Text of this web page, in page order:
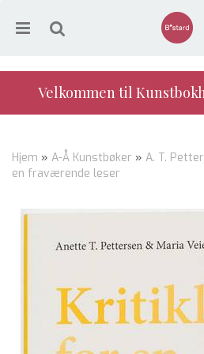
Velkommen til
Hjem » A-Å Kunstbøker » A. T.
en fraværende leser